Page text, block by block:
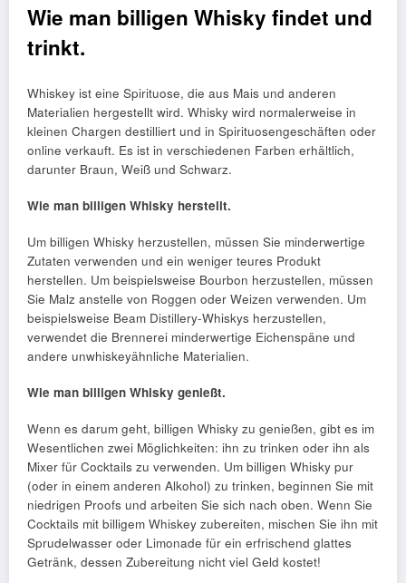
Wie man billigen Whisky findet und
trinkt.
Whiskey ist eine Spirituose, die aus Mais und anderen
Materialien hergestellt wird. Whisky wird normalerweise in
kleinen Chargen destilliert und in Spirituosengeschäften oder
online verkauft. Es ist in verschiedenen Farben erhältlich,
darunter Braun, Weiß und Schwarz.
Wie man billigen Whisky herstellt.
Um billigen Whisky herzustellen, müssen Sie minderwertige
Zutaten verwenden und ein weniger teures Produkt
herstellen. Um beispielsweise Bourbon herzustellen, müssen
Sie Malz anstelle von Roggen oder Weizen verwenden. Um
beispielsweise Beam Distillery-Whiskys herzustellen,
verwendet die Brennerei minderwertige Eichenspäne und
andere unwhiskeyähnliche Materialien.
Wie man billigen Whisky genießt.
Wenn es darum geht, billigen Whisky zu genießen, gibt es im
Wesentlichen zwei Möglichkeiten: ihn zu trinken oder ihn als
Mixer für Cocktails zu verwenden. Um billigen Whisky pur
(oder in einem anderen Alkohol) zu trinken, beginnen Sie mit
niedrigen Proofs und arbeiten Sie sich nach oben. Wenn Sie
Cocktails mit billigem Whiskey zubereiten, mischen Sie ihn mit
Sprudelwasser oder Limonade für ein erfrischend glattes
Getränk, dessen Zubereitung nicht viel Geld kostet!